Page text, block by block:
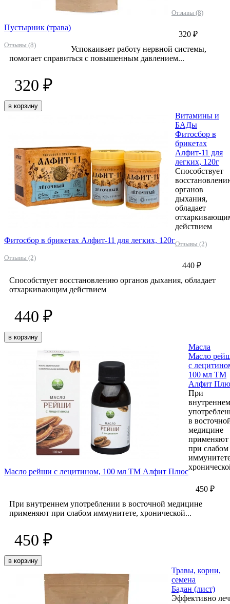
Пустырник (трава)
Отзывы (8)
Отзывы (8)
320 ₽
Успокаивает работу нервной системы,
помогает справиться с повышенным давлением...
320 ₽
в корзину
Фитосбор в брикетах Алфит-11 для легких, 120г
Отзывы (2)
Витамины и
БАДы
Фитосбор в
брикетах
Алфит-11 для
легких, 120г
Способствует
органов
дыхания,
обладает
действием
Отзывы (2)
440 ₽
Способствует восстановлению органов дыхания, обладает
отхаркивающим действием
440 ₽
в корзину
Масло рейши с лецитином, 100 мл ТМ Алфит Плюс
Масла
Масло
с
100 мл ТМ
Алфит
При
внутреннем
в
медицине
применяют
при слабом
450 ₽
При внутреннем употреблении в восточной медицине
применяют при слабом иммунитете, хронической...
450 ₽
в корзину
Травы, корни,
семена
Бадан (лист)
Эффективно